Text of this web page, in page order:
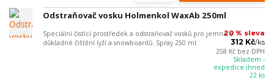
Odstraňovač vosku Holmenkol WaxAb 250ml
Speciální čistící prostředek a odstraňovač vosků pro jemné a
důkladné čištění lyží a snowboardů. Spray 250 ml
20 % sleva
312 Kč/ks
258 Kč bez DPH
Skladem -
expedice ihned
22 ks